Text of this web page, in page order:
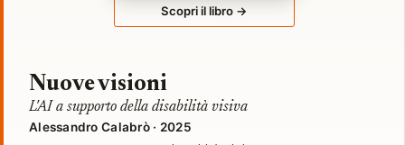
Scopri il libro →
Nuove visioni
L'AI a supporto della disabilità visiva
Alessandro Calabrò · 2025